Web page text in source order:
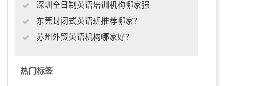
深圳全日制英语培训机构哪家强
东莞封闭式英语班推荐哪家？
苏州外贸英语机构哪家好？
热门标签